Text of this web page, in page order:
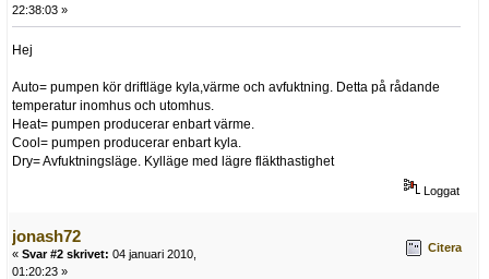
22:38:03 »
Hej
Auto= pumpen kör driftläge kyla,värme och avfuktning. Detta på rådande
temperatur inomhus och utomhus.
Heat= pumpen producerar enbart värme.
Cool= pumpen producerar enbart kyla.
Dry= Avfuktningsläge. Kylläge med lägre fläkthastighet
Loggat
jonash72
« Svar #2 skrivet: 04 januari 2010,
01:20:23 »
Citera